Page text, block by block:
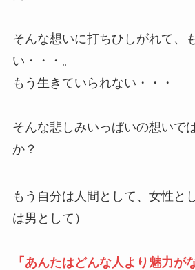
そんな想いに打ちひしがれて、
い・・・。
もう生きていられない・・・
そんな悲しみいっぱいの想いで
か？
もう自分は人間として、女性と
は男として）
「あんたはどんな人より魅力が